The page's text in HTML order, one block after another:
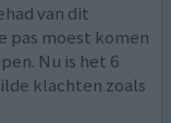
van dit
pas moest komen
Nu is het 6
klachten zoals